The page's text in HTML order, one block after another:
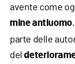
avente come
mine antiuomo
parte delle
del